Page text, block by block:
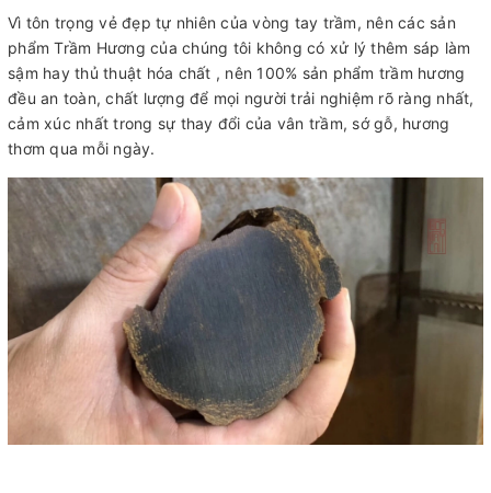
Vì tôn trọng vẻ đẹp tự nhiên của vòng tay trầm, nên các sản
phẩm Trầm Hương của chúng tôi không có xử lý thêm sáp làm
sậm hay thủ thuật hóa chất , nên 100% sản phẩm trầm hương
đều an toàn, chất lượng để mọi người trải nghiệm rõ ràng nhất,
cảm xúc nhất trong sự thay đổi của vân trầm, sớ gỗ, hương
thơm qua mỗi ngày.